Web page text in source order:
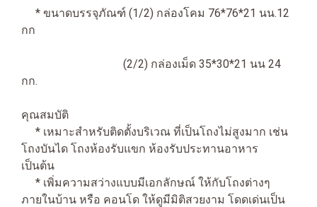
* ขนาดบรรจุภัณฑ์ (1/2) กล่องโคม 76*76*21 นน.12
กก
(2/2) กล่องเม็ด 35*30*21 นน 24
กก.
คุณสมบัติ
* เหมาะสำหรับติดตั้งบริเวณ ที่เป็นโถงไม่สูงมาก เช่น
โถงบันได โถงห้องรับแขก ห้องรับประทานอาหาร
เป็นต้น
* เพิ่มความสว่างแบบมีเอกลักษณ์ ให้กับโถงต่างๆ
ภายในบ้าน หรือ คอนโด ให้ดูมีมิติสวยงาม โดดเด่นเป็น